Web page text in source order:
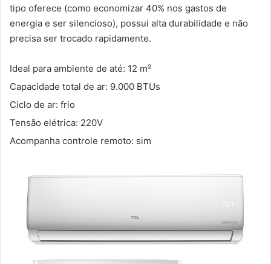
tipo oferece (como economizar 40% nos gastos de
energia e ser silencioso), possui alta durabilidade e não
precisa ser trocado rapidamente.
Ideal para ambiente de até: 12 m²
Capacidade total de ar: 9.000 BTUs
Ciclo de ar: frio
Tensão elétrica: 220V
Acompanha controle remoto: sim